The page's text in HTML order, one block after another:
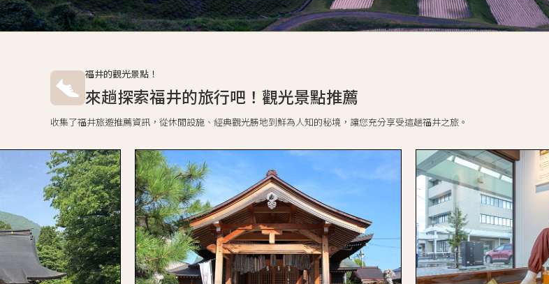
福井的觀光景點！
來趟探索福井的旅行吧！觀光景點推薦
收集了福井旅遊推薦資訊，從休閒設施、經典觀光勝地到鮮為人知的秘境，讓您充分享受這趟福井之旅。